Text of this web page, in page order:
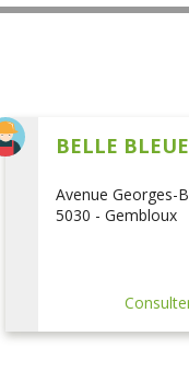
BELLE
Avenue Georges-
5030 - Gembloux